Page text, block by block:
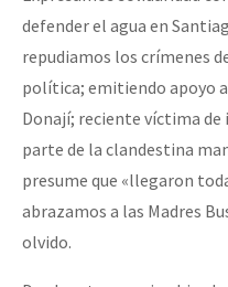
defender el agua en
repudiamos los crímenes
política; emitiendo apoyo
Donají; reciente víctima
parte de la clandestina
presume que «llegaron
abrazamos a las Madres
olvido.